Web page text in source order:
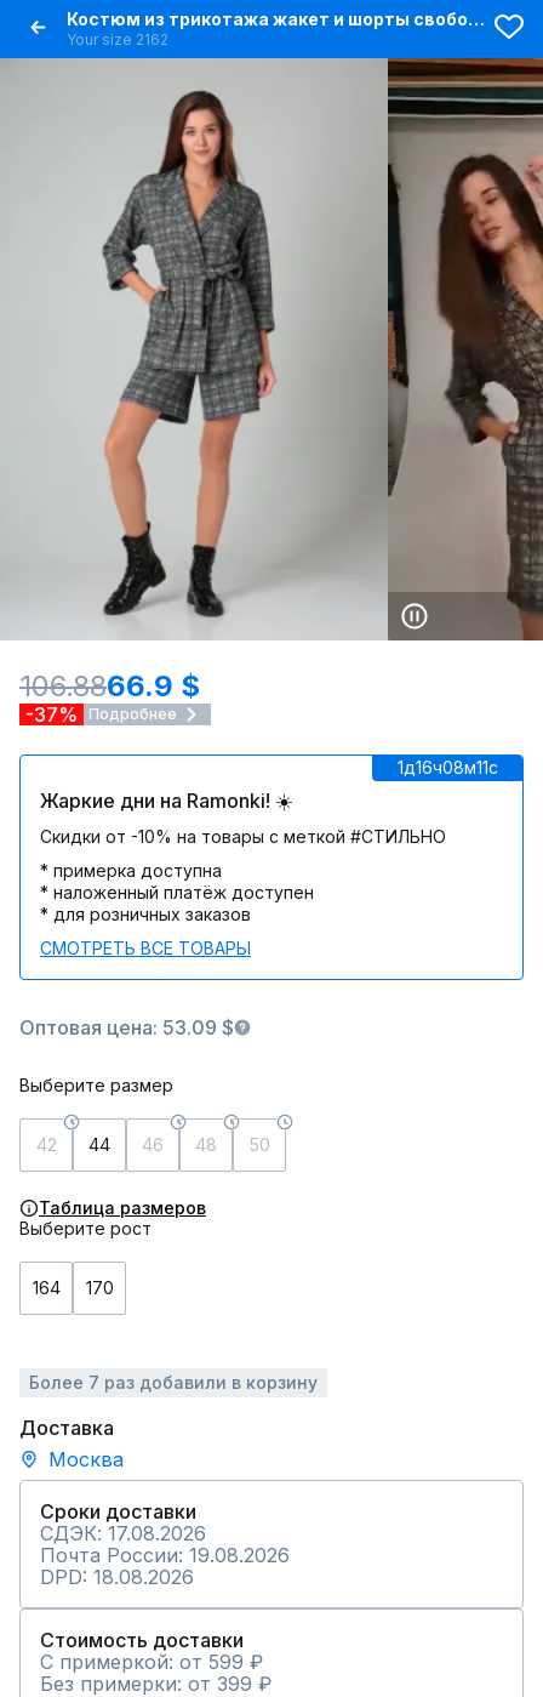
Костюм из трикотажа жакет и шорты свободного кроя
Your size 2162
106.8866.9 $
-37% Подробнее
1д16ч08м11c
Жаркие дни на Ramonki! ☀️
Скидки от -10% на товары с меткой #СТИЛЬНО
* примерка доступна
* наложенный платёж доступен
* для розничных заказов
СМОТРЕТЬ ВСЕ ТОВАРЫ
Оптовая цена: 53.09 $
Выберите размер
42 44 46 48 50
Таблица размеров
Выберите рост
164 170
Более 7 раз добавили в корзину
Доставка
Москва
Сроки доставки
СДЭК: 17.08.2026
Почта России: 19.08.2026
DPD: 18.08.2026
Стоимость доставки
С примеркой: от 599 ₽
Без примерки: от 399 ₽